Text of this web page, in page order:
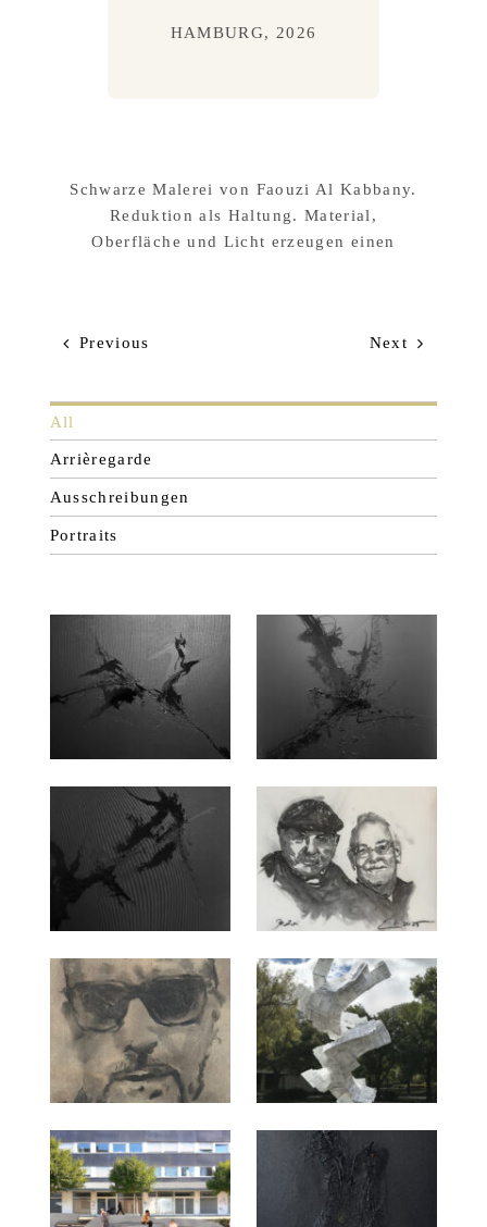
HAMBURG, 2026
Schwarze Malerei von Faouzi Al Kabbany.
Reduktion als Haltung. Material,
Oberfläche und Licht erzeugen einen
Previous Next
All
Arrièregarde
Ausschreibungen
Portraits